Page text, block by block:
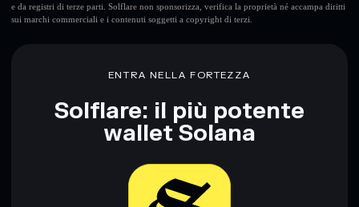
e da registri di terze parti. Solflare non sponsorizza, verifica la proprietà né accampa diritti
sui marchi commerciali e i contenuti soggetti a copyright di terzi.
ENTRA NELLA FORTEZZA
Solflare: il più potente
wallet Solana